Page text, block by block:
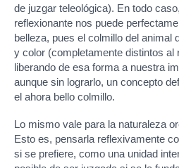
de juzgar teleológica). En todo
reflexionante nos puede
belleza, pues el colmillo del animal
y color (completamente distintos al
liberando de esa forma a nuestra
aunque sin lograrlo, un concepto
el ahora bello colmillo.
Lo mismo vale para la naturaleza
Esto es, pensarla reflexivamente
si se prefiere, como una unidad